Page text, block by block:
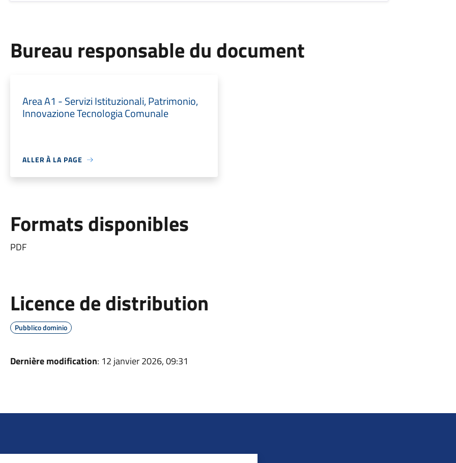
Bureau responsable du document
Area A1 - Servizi Istituzionali, Patrimonio,
Innovazione Tecnologia Comunale
ALLER À LA PAGE
Formats disponibles
PDF
Licence de distribution
Pubblico dominio
Dernière modification: 12 janvier 2026, 09:31